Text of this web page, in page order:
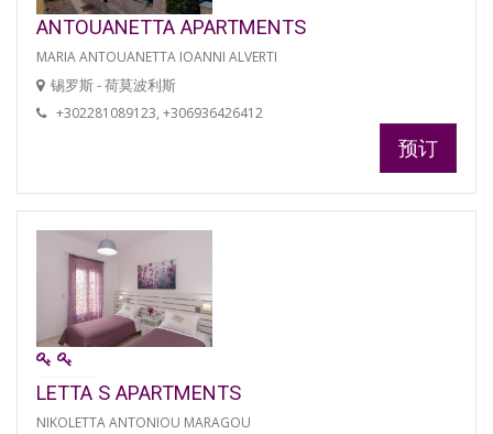
ANTOUANETTA APARTMENTS
MARIA ANTOUANETTA IOANNI ALVERTI
锡罗斯 - 荷莫波利斯
+302281089123, +306936426412
预订
LETTA S APARTMENTS
NIKOLETTA ANTONIOU MARAGOU